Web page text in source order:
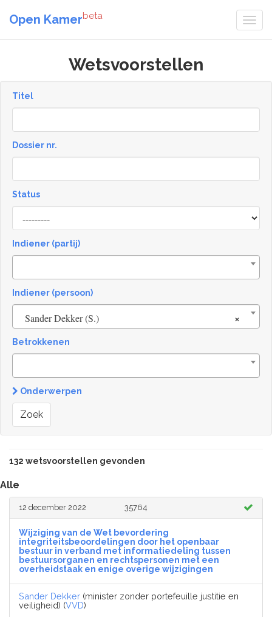
Open Kamerbeta
Wetsvoorstellen
Titel
Dossier nr.
Status
Status
Indiener (partij)
Indiener (persoon)
×
Sander Dekker (S.)
Betrokkenen
Onderwerpen
Zoek
132 wetsvoorstellen gevonden
Alle
12 december 2022 35764
Wijziging van de Wet bevordering
integriteitsbeoordelingen door het openbaar
bestuur in verband met informatiedeling tussen
bestuursorganen en rechtspersonen met een
overheidstaak en enige overige wijzigingen
Sander Dekker (minister zonder portefeuille justitie en
veiligheid) (VVD)